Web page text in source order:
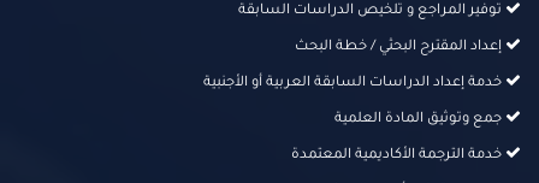
توفير المراجع و تلخيص الدراسات السابقة
إعداد المقترح البحثي / خطة البحث
خدمة إعداد الدراسات السابقة العربية أو الأجنبية
جمع وتوثيق المادة العلمية
خدمة الترجمة الأكاديمية المعتمدة